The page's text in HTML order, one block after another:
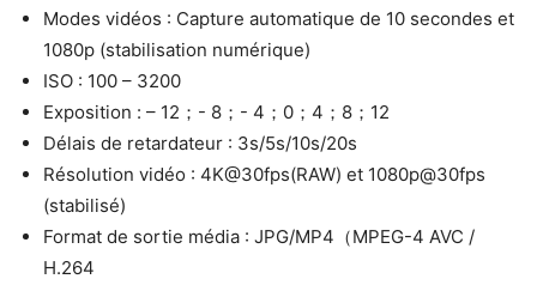
Modes vidéos : Capture automatique de 10 secondes et
1080p (stabilisation numérique)
ISO : 100 – 3200
Exposition : – 12；- 8；- 4；0；4；8；12
Délais de retardateur : 3s/5s/10s/20s
Résolution vidéo : 4K@30fps(RAW) et 1080p@30fps
(stabilisé)
Format de sortie média : JPG/MP4（MPEG-4 AVC /
H.264